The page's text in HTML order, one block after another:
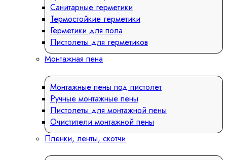
Санитарные герметики
Термостойкие герметики
Герметики для пола
Пистолеты для герметиков
Монтажная пена
Монтажные пены под пистолет
Ручные монтажные пены
Пистолеты для монтажной пены
Очистители монтажной пены
Пленки, ленты, скотчи